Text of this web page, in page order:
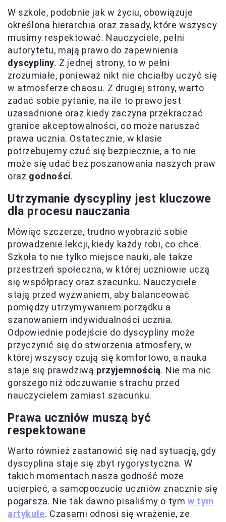
W szkole, podobnie jak w życiu, obowiązuje
określona hierarchia oraz zasady, które wszyscy
musimy respektować. Nauczyciele, pełni
autorytetu, mają prawo do zapewnienia
dyscypliny. Z jednej strony, to w pełni
zrozumiałe, ponieważ nikt nie chciałby uczyć się
w atmosferze chaosu. Z drugiej strony, warto
zadać sobie pytanie, na ile to prawo jest
uzasadnione oraz kiedy zaczyna przekraczać
granice akceptowalności, co może naruszać
prawa ucznia. Ostatecznie, w klasie
potrzebujemy czuć się bezpiecznie, a to nie
może się udać bez poszanowania naszych praw
oraz godności.
Utrzymanie dyscypliny jest kluczowe
dla procesu nauczania
Mówiąc szczerze, trudno wyobrazić sobie
prowadzenie lekcji, kiedy każdy robi, co chce.
Szkoła to nie tylko miejsce nauki, ale także
przestrzeń społeczna, w której uczniowie uczą
się współpracy oraz szacunku. Nauczyciele
stają przed wyzwaniem, aby balanceować
pomiędzy utrzymywaniem porządku a
szanowaniem indywidualności ucznia.
Odpowiednie podejście do dyscypliny może
przyczynić się do stworzenia atmosfery, w
której wszyscy czują się komfortowo, a nauka
staje się prawdziwą przyjemnością. Nie ma nic
gorszego niż odczuwanie strachu przed
nauczycielem zamiast szacunku.
Prawa uczniów muszą być
respektowane
Warto również zastanowić się nad sytuacją, gdy
dyscyplina staje się zbyt rygorystyczna. W
takich momentach nasza godność może
ucierpieć, a samopoczucie uczniów znacznie się
pogarsza. Nie tak dawno pisaliśmy o tymw tym
artykule. Czasami odnosi się wrażenie, że